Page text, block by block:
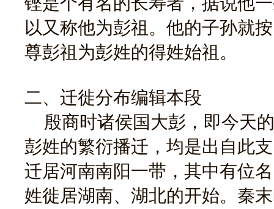
以又称他为彭祖。他的子孙就
尊彭祖为彭姓的得姓始祖。
二、迁徙分布编辑本段
殷商时诸侯国大彭，即今天
彭姓的繁衍播迁，均是出自此
迁居河南南阳一带，其中有位
姓徙居湖南、湖北的开始。秦